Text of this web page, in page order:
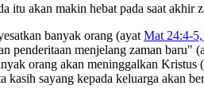
itu akan makin hebat pada saat akhir
banyak orang (ayat Mat 24:4-
penderitaan menjelang zaman baru"
orang akan meninggalkan Kristus
sayang kepada keluarga akan